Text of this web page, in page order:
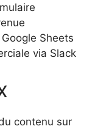
Sheets
via Slack
contenu sur